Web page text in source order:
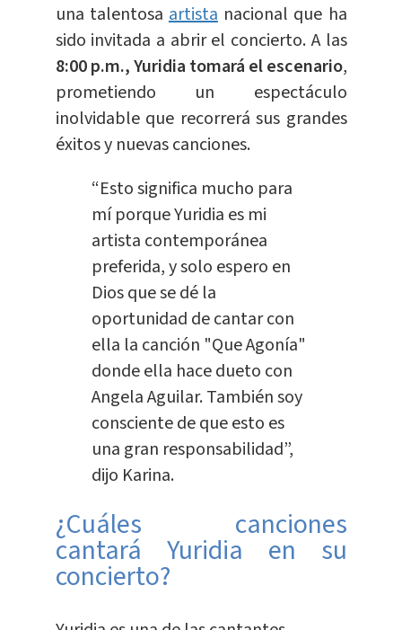
una talentosa artistanacional que ha
sido invitada a abrir el concierto. A las
8:00 p.m., Yuridia tomará el escenario,
prometiendo un espectáculo
inolvidable que recorrerá sus grandes
éxitos y nuevas canciones.
“Esto significa mucho para
mí porque Yuridia es mi
artista contemporánea
preferida, y solo espero en
Dios que se dé la
oportunidad de cantar con
ella la canción "Que Agonía"
donde ella hace dueto con
Angela Aguilar. También soy
consciente de que esto es
una gran responsabilidad”,
dijo Karina.
¿Cuáles canciones
cantará Yuridia en su
concierto?